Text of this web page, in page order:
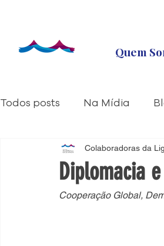
Quem
Todos posts Na Mídia
Liga Ressoa Liga na
Diplomacia
Colaboradoras da
Cooperação Global,